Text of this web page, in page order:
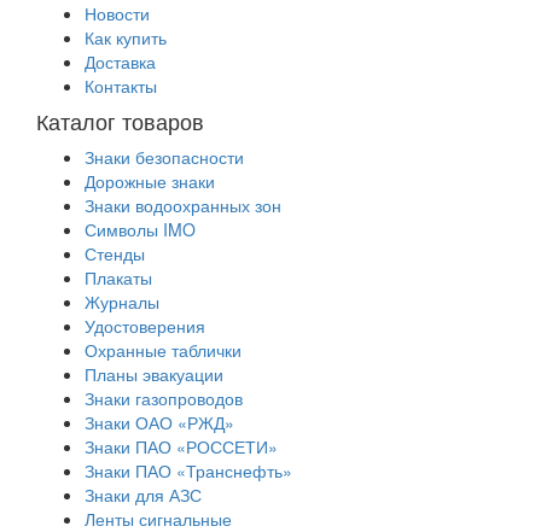
Новости
Как купить
Доставка
Контакты
Каталог товаров
Знаки безопасности
Дорожные знаки
Знаки водоохранных зон
Символы IMO
Стенды
Плакаты
Журналы
Удостоверения
Охранные таблички
Планы эвакуации
Знаки газопроводов
Знаки ОАО «РЖД»
Знаки ПАО «РОССЕТИ»
Знаки ПАО «Транснефть»
Знаки для АЗС
Ленты сигнальные